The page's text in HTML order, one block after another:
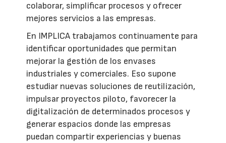
colaborar, simplificar procesos y ofrecer
mejores servicios a las empresas.
En IMPLICA trabajamos continuamente para
identificar oportunidades que permitan
mejorar la gestión de los envases
industriales y comerciales. Eso supone
estudiar nuevas soluciones de reutilización,
impulsar proyectos piloto, favorecer la
digitalización de determinados procesos y
generar espacios donde las empresas
puedan compartir experiencias y buenas